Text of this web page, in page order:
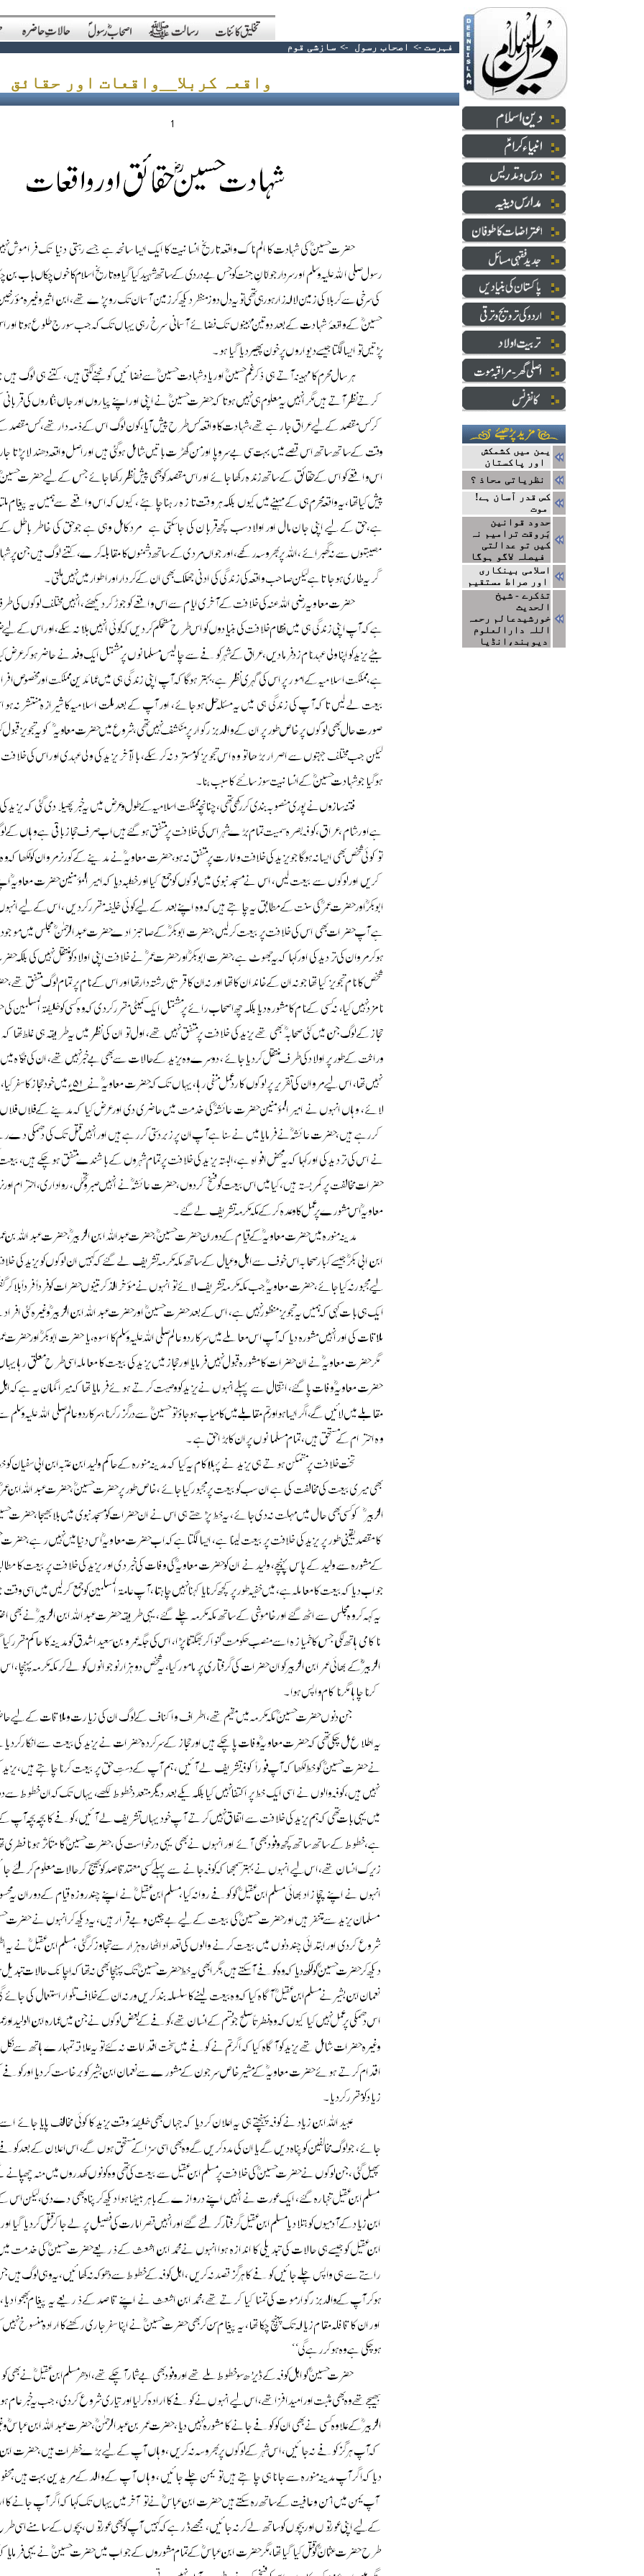
فہرست -> اصحاب رسول ->سازشی قوم
یمن میں کشمکش
!کس قدر آسان ہے
موت
حدود قوانین
بَروقت ترامیم نہ
کیں تو عدالتی
اسلامی بینکاری
اور صراط مستقیم
تذکرے - شیخ
الحدیث
خورشیدعالم رحمہ
اللہ دارالعلوم
دیوبند،انڈیا